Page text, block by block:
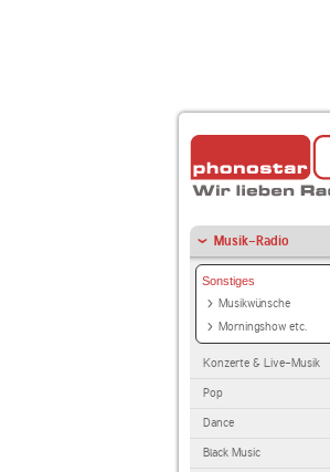
Musik-Radio
Sonstiges
Musikwünsche
Morningshow etc.
Konzerte & Live-Musik
Pop
Dance
Black Music